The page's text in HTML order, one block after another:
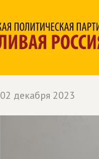
02 декабря 2023